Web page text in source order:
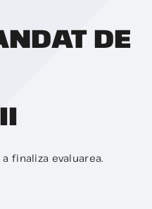
DE
finaliza evaluarea.